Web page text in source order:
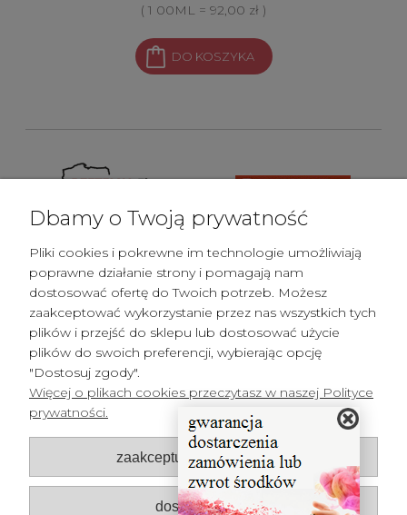
( 1 00ML = 92,00 zł )
DO KOSZYKA
Pomoc
Płatności i dostawa
Moje konto
Dbamy o Twoją prywatność
Pliki cookies i pokrewne im technologie umożliwiają
poprawne działanie strony i pomagają nam
dostosować ofertę do Twoich potrzeb. Możesz
zaakceptować wykorzystanie przez nas wszystkich tych
plików i przejść do sklepu lub dostosować użycie
plików do swoich preferencji, wybierając opcję
"Dostosuj zgody".
Więcej o plikach cookies przeczytasz w naszej Polityce
prywatności.
zaakceptuj tylko niezbędne
dostosuj zgody